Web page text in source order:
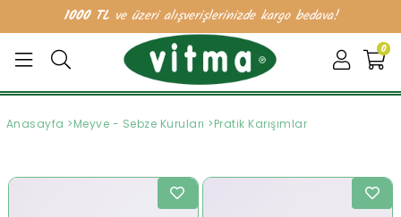
1000 TLve üzeri alışverişlerinizde kargo bedava!
0
Anasayfa >Meyve - Sebze Kuruları >Pratik Karışımlar